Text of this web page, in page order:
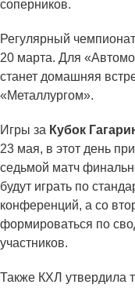
соперников.
Регулярный
20 марта. Для
станет домашняя
«Металлургом».
Игры за Кубок
23 мая, в этот день
седьмой матч
будут играть по
конференций, а со
формироваться по
участников.
Также КХЛ утвердила